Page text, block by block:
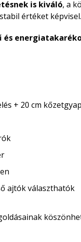
is kiváló, a
értéket képvisel.
és
+ 20 cm
ajtók választhatók